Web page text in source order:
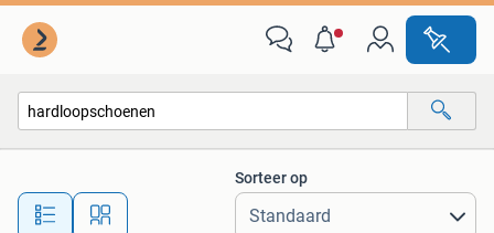
Alle afstanden…
Sorteer op